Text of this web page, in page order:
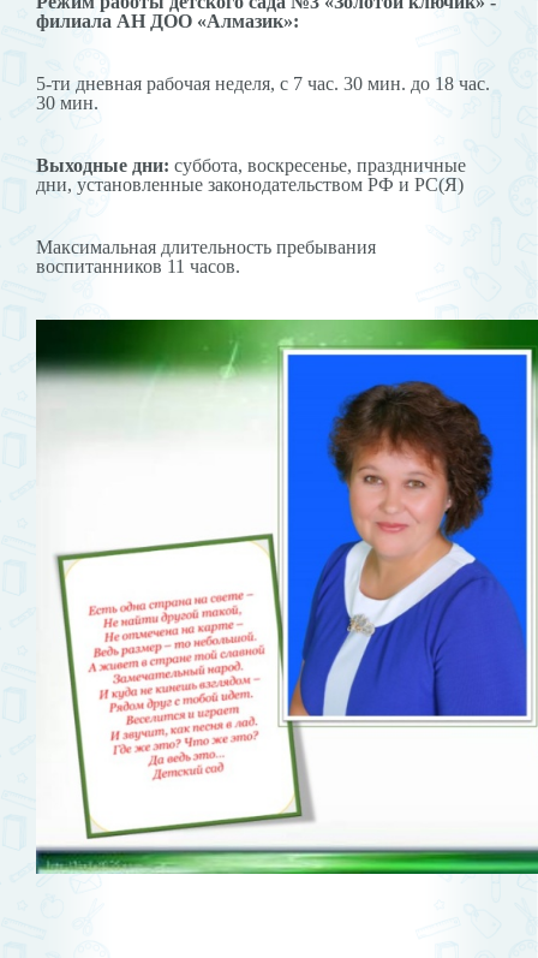
филиала АН ДОО «Алмазик»:
5-ти дневная рабочая неделя, с 7 час. 30 мин. до 18 час.
30 мин.
Выходные дни: суббота, воскресенье, праздничные
дни, установленные законодательством РФ и РС(Я)
Максимальная длительность пребывания
воспитанников 11 часов.